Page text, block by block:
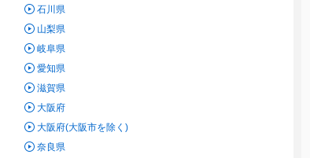
石川県
山梨県
岐阜県
愛知県
滋賀県
大阪府
大阪府(大阪市を除く)
奈良県